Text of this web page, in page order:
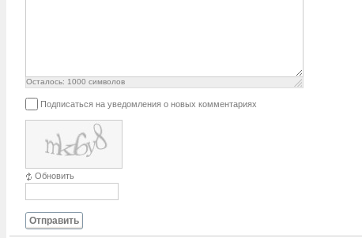
Осталось: 1000 символов
Подписаться на уведомления о новых комментариях
Обновить
Отправить